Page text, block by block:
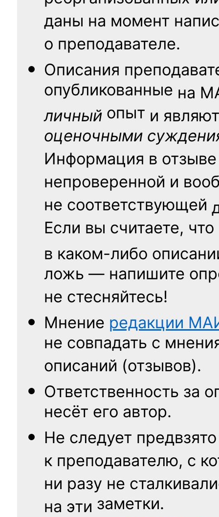
даны на момент
о преподавателе.
Описания
опубликованные на
личный опыт и
оценочными
Информация в
непроверенной и
не соответствующей
Если вы считаете, что
в каком-либо
ложь — напишите
не стесняйтесь!
Мнение редакции
не совпадать с
описаний (отзывов).
Ответственность за
несёт его автор.
Не следует
к преподавателю, с
ни разу не
на эти заметки.